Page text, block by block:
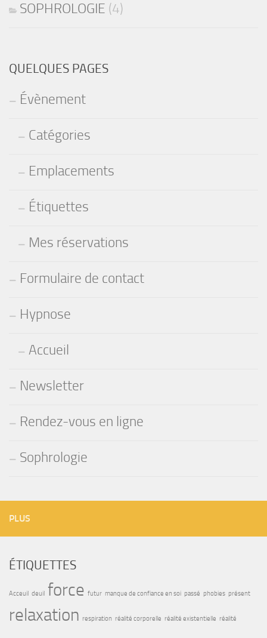
SOPHROLOGIE (4)
QUELQUES PAGES
Évènement
Catégories
Emplacements
Étiquettes
Mes réservations
Formulaire de contact
Hypnose
Accueil
Newsletter
Rendez-vous en ligne
Sophrologie
PLUS
ÉTIQUETTES
Acceuil deuil force futur manque de confiance en soi passé phobies présent
relaxation respiration réalité corporelle réalité existentielle réalité